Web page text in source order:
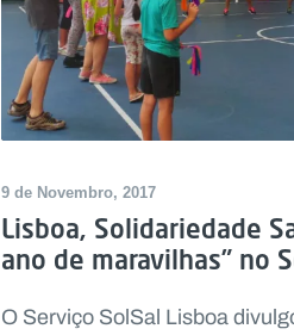
9 de Novembro, 2017
Lisboa, Solidariedade
ano de maravilhas” no
O Serviço SolSal Lisboa